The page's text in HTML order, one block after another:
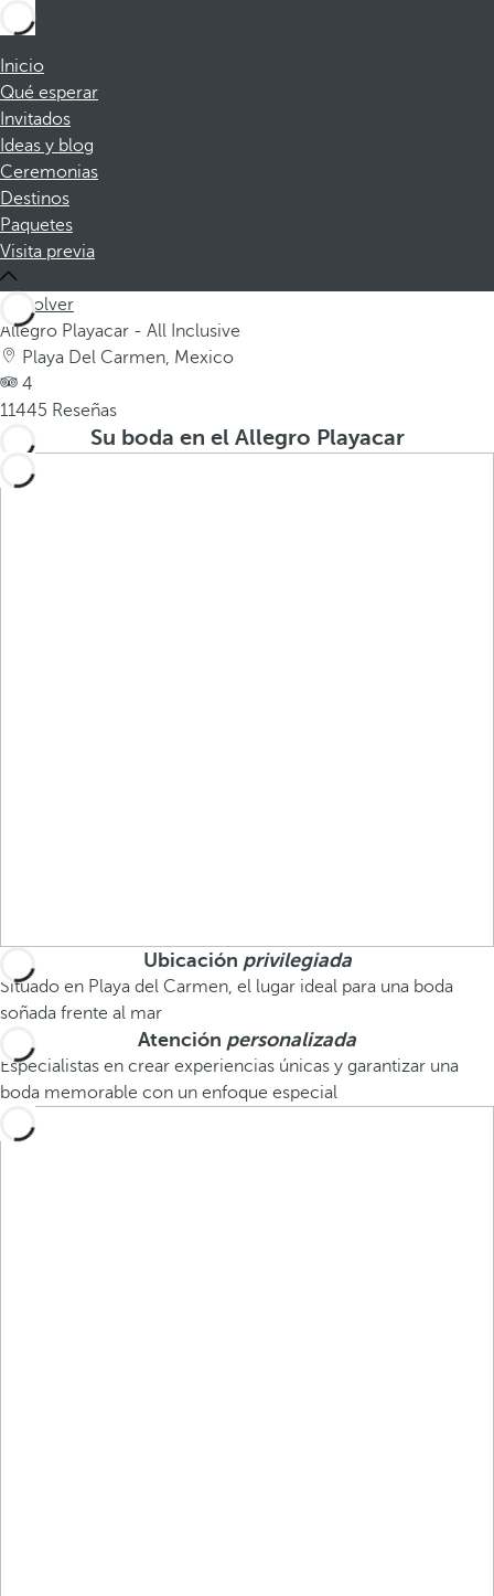
Inicio
Qué esperar
Invitados
Ideas y blog
Ceremonias
Destinos
Paquetes
Visita previa
Volver
Allegro Playacar - All Inclusive
Playa Del Carmen, Mexico
4
11445 Reseñas
Su boda en el Allegro Playacar
Ubicación privilegiada
Situado en Playa del Carmen, el lugar ideal para una boda
soñada frente al mar
Atención personalizada
Especialistas en crear experiencias únicas y garantizar una
boda memorable con un enfoque especial